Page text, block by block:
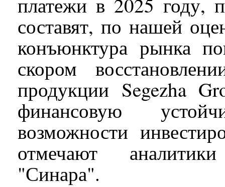
составят, по нашей
конъюнктура рынка
скором
продукции Segezha
финансовую
возможности
отмечают
"Синара".